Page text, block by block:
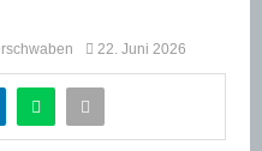
22. Juni 2026